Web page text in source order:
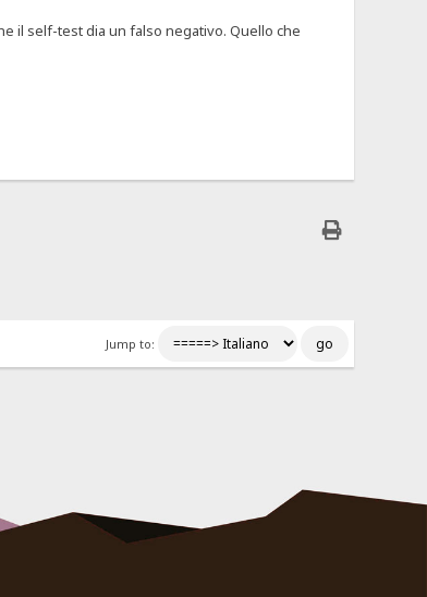
il self-test dia un falso negativo. Quello che
Jump to: